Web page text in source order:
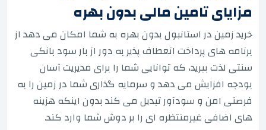
مزایای تامین مالی بدون بهره
خرید زمین در استانبول بدون بهره به شما امکان می دهد از
برنامه های پرداخت انعطاف پذیر به دور از بار سود بانکی
سنتی لذت ببرید، که توانایی شما را برای مدیریت آسان
بودجه افزایش می دهد و سرمایه گذاری شما در زمین را به
فرصتی امن و سودآور تبدیل می کند بدون اینکه هزینه
های اضافی غیرمنتظره ای را بر دوش شما وارد کند.